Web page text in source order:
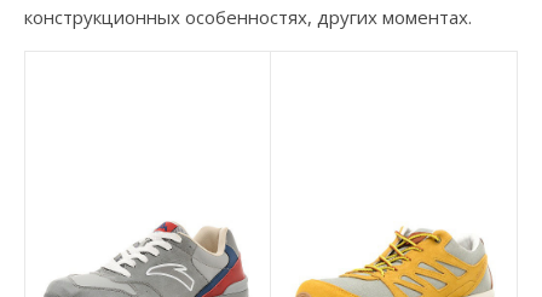
конструкционных особенностях, других моментах.